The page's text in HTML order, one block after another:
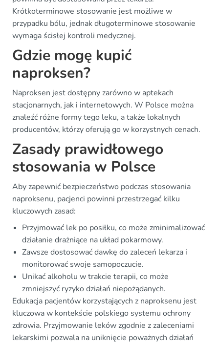
Krótkoterminowe stosowanie jest możliwe w
przypadku bólu, jednak długoterminowe stosowanie
wymaga ścisłej kontroli medycznej.
Gdzie mogę kupić
naproksen?
Naproksen jest dostępny zarówno w aptekach
stacjonarnych, jak i internetowych. W Polsce można
znaleźć różne formy tego leku, a także lokalnych
producentów, którzy oferują go w korzystnych cenach.
Zasady prawidłowego
stosowania w Polsce
Aby zapewnić bezpieczeństwo podczas stosowania
naproksenu, pacjenci powinni przestrzegać kilku
kluczowych zasad:
Przyjmować lek po posiłku, co może zminimalizować
działanie drażniące na układ pokarmowy.
Zawsze dostosować dawkę do zaleceń lekarza i
monitorować swoje samopoczucie.
Unikać alkoholu w trakcie terapii, co może
zmniejszyć ryzyko działań niepożądanych.
Edukacja pacjentów korzystających z naproksenu jest
kluczowa w kontekście polskiego systemu ochrony
zdrowia. Przyjmowanie leków zgodnie z zaleceniami
lekarskimi pozwala na uniknięcie poważnych działań